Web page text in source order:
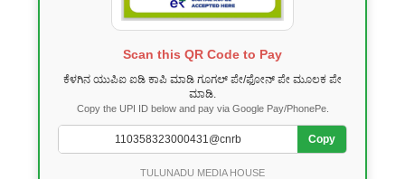
Scan this QR Code to Pay
ಕೆಳಗಿನ ಯುಪಿಐ ಐಡಿ ಕಾಪಿ ಮಾಡಿ ಗೂಗಲ್ ಪೇ/ಫೋನ್ ಪೇ ಮೂಲಕ ಪೇ
ಮಾಡಿ.
Copy the UPI ID below and pay via Google Pay/PhonePe.
Copy
TULUNADU MEDIA HOUSE